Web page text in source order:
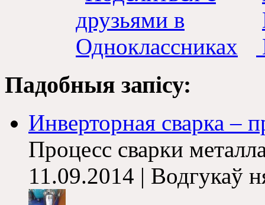
Падобныя запісу:
Инверторная сварка –
Процесс сварки
11.09.2014 | Водгукаў